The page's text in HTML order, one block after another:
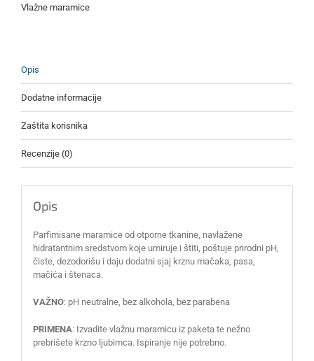
Vlažne maramice
Opis
Dodatne informacije
Zaštita korisnika
Recenzije (0)
Opis
Parfimisane maramice od otporne tkanine, navlažene
hidratantnim sredstvom koje umiruje i štiti, poštuje prirodni pH,
čiste, dezodorišu i daju dodatni sjaj krznu mačaka, pasa,
mačića i štenaca.
VAŽNO: pH neutralne, bez alkohola, bez parabena
PRIMENA: Izvadite vlažnu maramicu iz paketa te nežno
prebrišete krzno ljubimca. Ispiranje nije potrebno.